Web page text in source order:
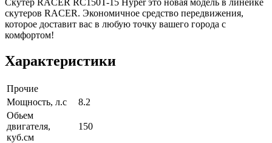
Скутер RACER RC150T-15 Hyper это новая модель в линейке
скутеров RACER. Экономичное средство передвижения,
которое доставит вас в любую точку вашего города с
комфортом!
Характеристики
Прочие
Мощность, л.с
8.2
Обьем
двигателя,
куб.см
150